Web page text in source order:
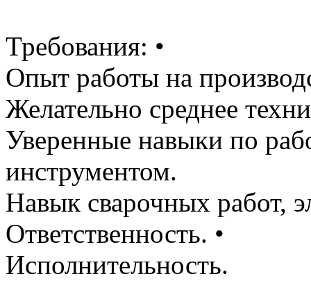
Требования: •
Опыт работы на
Желательно среднее
Уверенные навыки по
инструментом.
Навык сварочных работ,
Ответственность. •
Исполнительность.